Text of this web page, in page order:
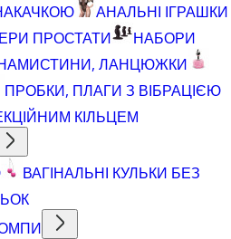
АНАЛЬНІ ІГРАШКИ
ПРОСТАТИ
НАБОРИ
ЛАНЦЮЖКИ
ПРОБКИ, ПЛАГИ З ВІБРАЦІЄЮ
КІЛЬЦЕМ
ВАГІНАЛЬНІ КУЛЬКИ БЕЗ